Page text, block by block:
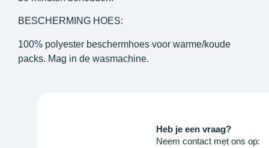
BESCHERMING HOES:
100% polyester beschermhoes voor warme/koude
packs. Mag in de wasmachine.
Heb je een vraag?
Neem contact met ons op: